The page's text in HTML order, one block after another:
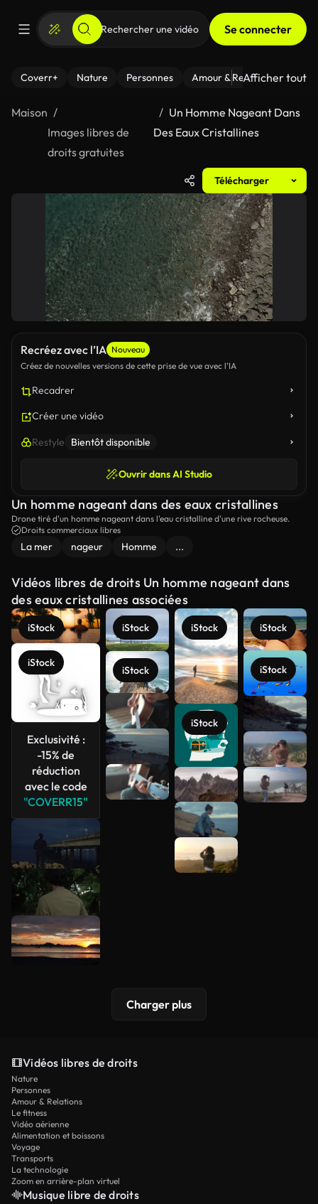
Se connecter
Coverr+ Nature Personnes Amour & Relations Le
Afficher tout
Maison
Images libres de
droits gratuites
Un Homme Nageant Dans
Des Eaux Cristallines
Télécharger
Recréez avec l’IA Nouveau
Créez de nouvelles versions de cette prise de vue avec l’IA
Recadrer
Créer une vidéo
Restyle Bientôt disponible
Ouvrir dans AI Studio
Un homme nageant dans des eaux cristallines
Drone tiré d'un homme nageant dans l'eau cristalline d'une rive rocheuse.
Droits commerciaux libres
La mer nageur Homme ...
Vidéos libres de droits Un homme nageant dans
des eaux cristallines associées
iStock
iStock
Exclusivité :
-15% de
réduction
avec le code
"COVERR15"
iStock
iStock
iStock
iStock
iStock
iStock
Voir plus
Charger plus
Vidéos libres de droits
Nature
Personnes
Amour & Relations
Le fitness
Vidéo aérienne
Alimentation et boissons
Voyage
Transports
La technologie
Zoom en arrière-plan virtuel
Musique libre de droits